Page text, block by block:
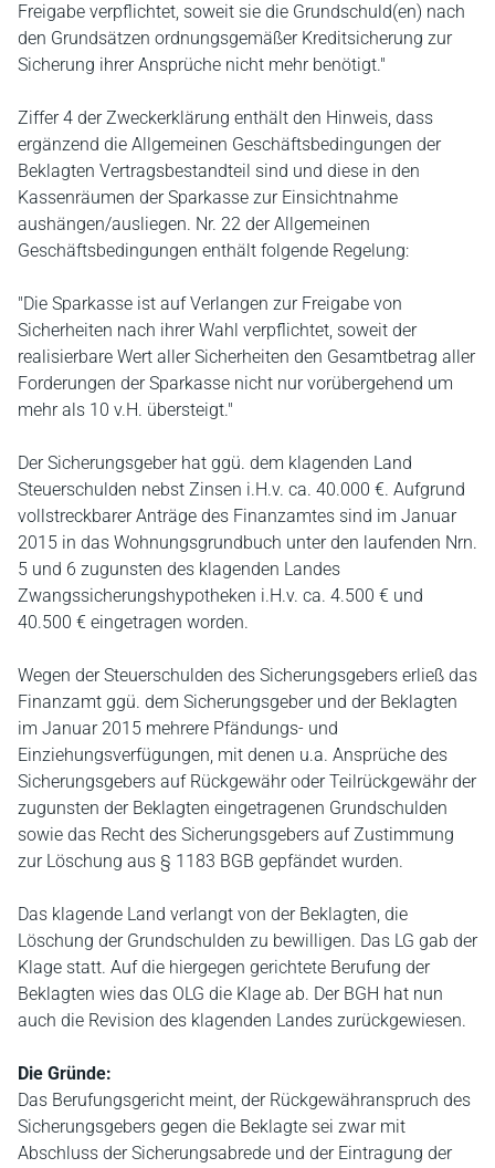
Freigabe verpflichtet, soweit sie die Grundschuld(en) nach
den Grundsätzen ordnungsgemäßer Kreditsicherung zur
Sicherung ihrer Ansprüche nicht mehr benötigt."
Ziffer 4 der Zweckerklärung enthält den Hinweis, dass
ergänzend die Allgemeinen Geschäftsbedingungen der
Beklagten Vertragsbestandteil sind und diese in den
Kassenräumen der Sparkasse zur Einsichtnahme
aushängen/ausliegen. Nr. 22 der Allgemeinen
Geschäftsbedingungen enthält folgende Regelung:
"Die Sparkasse ist auf Verlangen zur Freigabe von
Sicherheiten nach ihrer Wahl verpflichtet, soweit der
realisierbare Wert aller Sicherheiten den Gesamtbetrag aller
Forderungen der Sparkasse nicht nur vorübergehend um
mehr als 10 v.H. übersteigt."
Der Sicherungsgeber hat ggü. dem klagenden Land
Steuerschulden nebst Zinsen i.H.v. ca. 40.000 €. Aufgrund
vollstreckbarer Anträge des Finanzamtes sind im Januar
2015 in das Wohnungsgrundbuch unter den laufenden Nrn.
5 und 6 zugunsten des klagenden Landes
Zwangssicherungshypotheken i.H.v. ca. 4.500 € und
40.500 € eingetragen worden.
Wegen der Steuerschulden des Sicherungsgebers erließ das
Finanzamt ggü. dem Sicherungsgeber und der Beklagten
im Januar 2015 mehrere Pfändungs- und
Einziehungsverfügungen, mit denen u.a. Ansprüche des
Sicherungsgebers auf Rückgewähr oder Teilrückgewähr der
zugunsten der Beklagten eingetragenen Grundschulden
sowie das Recht des Sicherungsgebers auf Zustimmung
zur Löschung aus § 1183 BGB gepfändet wurden.
Das klagende Land verlangt von der Beklagten, die
Löschung der Grundschulden zu bewilligen. Das LG gab der
Klage statt. Auf die hiergegen gerichtete Berufung der
Beklagten wies das OLG die Klage ab. Der BGH hat nun
auch die Revision des klagenden Landes zurückgewiesen.
Die Gründe:
Das Berufungsgericht meint, der Rückgewähranspruch des
Sicherungsgebers gegen die Beklagte sei zwar mit
Abschluss der Sicherungsabrede und der Eintragung der